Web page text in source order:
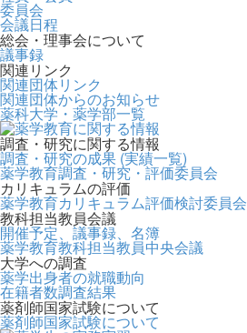
委員会
会議日程
総会・理事会について
議事録
関連リンク
関連団体リンク
関連団体からのお知らせ
薬科大学・薬学部一覧
調査・研究に関する情報
調査・研究の成果 (実績一覧)
薬学教育調査・研究・評価委員会
カリキュラムの評価
薬学教育カリキュラム評価検討委員会
教科担当教員会議
開催予定、議事録、名簿
薬学教育教科担当教員中央会議
大学への調査
薬学出身者の就職動向
在籍者数調査結果
薬剤師国家試験について
薬剤師国家試験について